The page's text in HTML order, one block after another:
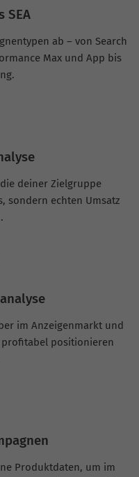
SEA
ab – von Search
Max und App bis
deiner Zielgruppe
sondern echten Umsatz
im Anzeigenmarkt und
positionieren
Produktdaten, um im